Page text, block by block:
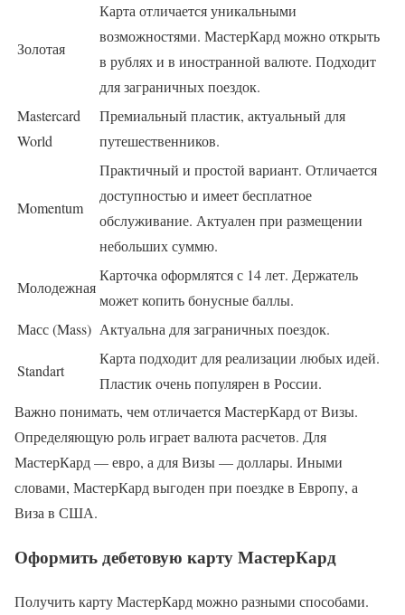
Золотая
Карта отличается уникальными
возможностями. МастерКард можно открыть
в рублях и в иностранной валюте. Подходит
для заграничных поездок.
Mastercard
World
Премиальный пластик, актуальный для
путешественников.
Momentum
Практичный и простой вариант. Отличается
доступностью и имеет бесплатное
обслуживание. Актуален при размещении
небольших суммю.
Молодежная
Карточка оформлятся с 14 лет. Держатель
может копить бонусные баллы.
Масс (Mass) Актуальна для заграничных поездок.
Standart
Карта подходит для реализации любых идей.
Пластик очень популярен в России.
Важно понимать, чем отличается МастерКард от Визы.
Определяющую роль играет валюта расчетов. Для
МастерКард — евро, а для Визы — доллары. Иными
словами, МастерКард выгоден при поездке в Европу, а
Виза в США.
Оформить дебетовую карту МастерКард
Получить карту МастерКард можно разными способами.